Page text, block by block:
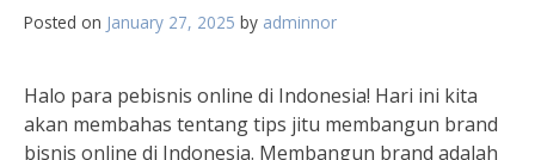
Posted on January 27, 2025 by adminnor
Halo para pebisnis online di Indonesia! Hari ini kita
akan membahas tentang tips jitu membangun brand
bisnis online di Indonesia. Membangun brand adalah